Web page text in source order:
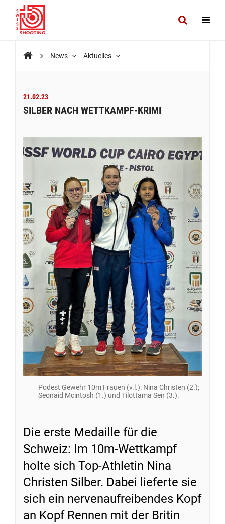
News Aktuelles
21.02.23
SILBER NACH WETTKAMPF-KRIMI
Podest Gewehr 10m Frauen (v.l.): Nina Christen (2.);
Seonaid Mcintosh (1.) und Tilottama Sen (3.).
Die erste Medaille für die
Schweiz: Im 10m-Wettkampf
holte sich Top-Athletin Nina
Christen Silber. Dabei lieferte sie
sich ein nervenaufreibendes Kopf
an Kopf Rennen mit der Britin